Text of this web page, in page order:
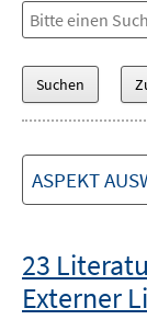
ASPEKT
23
Externer